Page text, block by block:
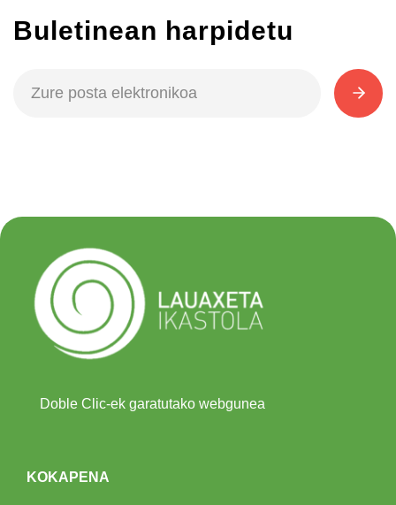
Buletinean harpidetu
Doble Clic-ek garatutako webgunea
KOKAPENA